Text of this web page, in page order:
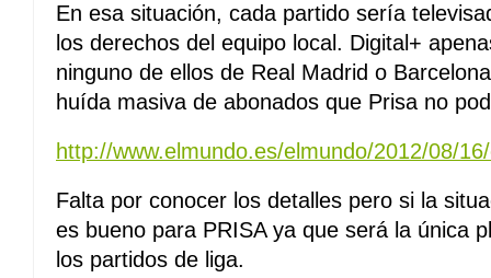
En esa situación, cada partido sería
los derechos del equipo local. Digital+
ninguno de ellos de Real Madrid o
huída masiva de abonados que Prisa no
http://www.elmundo.es/elmundo/2012/08/
Falta por conocer los detalles pero si la
es bueno para PRISA ya que será la única
los partidos de liga.